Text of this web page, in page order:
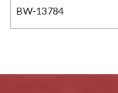
BW-13784